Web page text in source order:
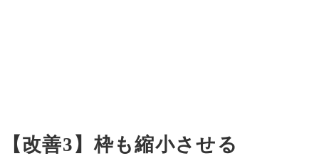
【改善3】枠も縮小させる